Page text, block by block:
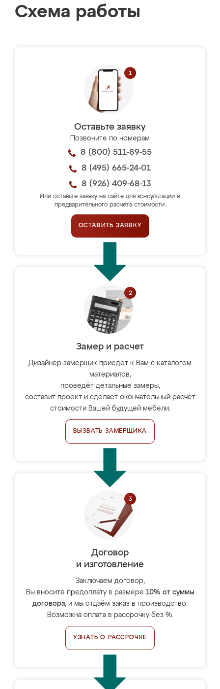
Схема работы
Оставьте заявку
Позвоните по номерам
8 (800) 511-89-55
8 (495) 665-24-01
8 (926) 409-68-13
Или оставьте заявку на сайте для консультации и
предварительного расчёта стоимости.
ОСТАВИТЬ ЗАЯВКУ
Замер и расчет
Дизайнер-замерщик приедет к Вам с каталогом
материалов,
проведёт детальные замеры,
составит проект и сделает окончательный расчёт
стоимости Вашей будущей мебели.
ВЫЗВАТЬ ЗАМЕРЩИКА
Договор
и изготовление
Заключаем договор,
Вы вносите предоплату в размере 10% от суммы
договора, и мы отдаём заказ в производство.
Возможна оплата в рассрочку без %.
УЗНАТЬ О РАССРОЧКЕ